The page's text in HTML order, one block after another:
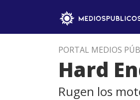
PORTAL MEDIOS
Hard
Rugen los